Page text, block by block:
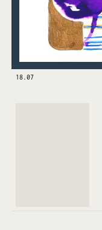
18.07